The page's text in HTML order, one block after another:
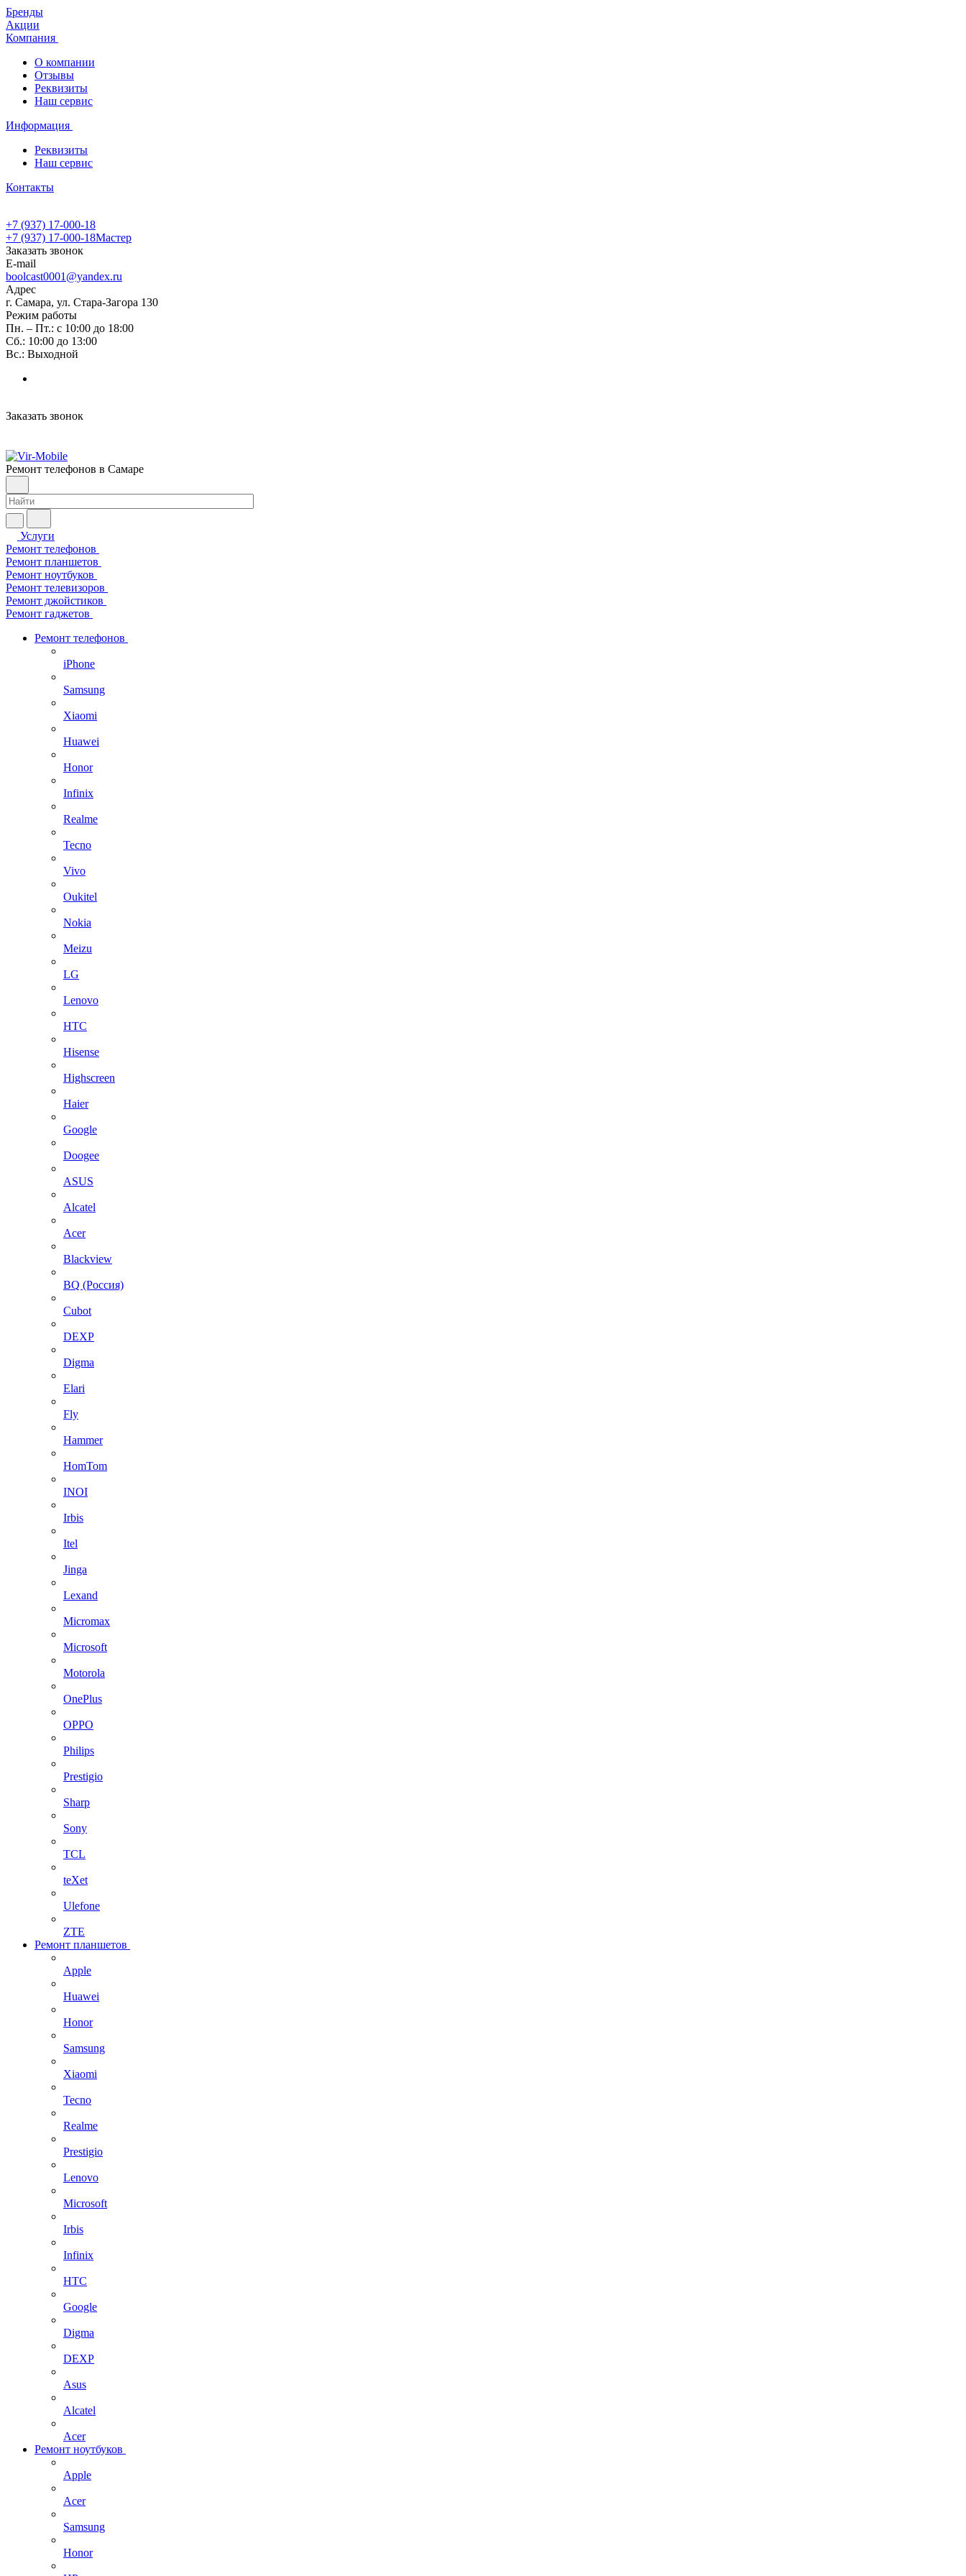
Бренды
Акции
Компания
О компании
Отзывы
Реквизиты
Наш сервис
Информация
Реквизиты
Наш сервис
Контакты
+7 (937) 17-000-18
+7 (937) 17-000-18Мастер
Заказать звонок
E-mail
boolcast0001@yandex.ru
Адрес
г. Самара, ул. Стара-Загора 130
Режим работы
Пн. – Пт.: с 10:00 до 18:00
Сб.: 10:00 до 13:00
Вс.: Выходной
Заказать звонок
Ремонт телефонов в Самаре
Услуги
Ремонт телефонов
Ремонт планшетов
Ремонт ноутбуков
Ремонт телевизоров
Ремонт джойстиков
Ремонт гаджетов
Ремонт телефонов
iPhone
Samsung
Xiaomi
Huawei
Honor
Infinix
Realme
Tecno
Vivo
Oukitel
Nokia
Meizu
LG
Lenovo
HTC
Hisense
Highscreen
Haier
Google
Doogee
ASUS
Alcatel
Acer
Blackview
BQ (Россия)
Cubot
DEXP
Digma
Elari
Fly
Hammer
HomTom
INOI
Irbis
Itel
Jinga
Lexand
Micromax
Microsoft
Motorola
OnePlus
OPPO
Philips
Prestigio
Sharp
Sony
TCL
teXet
Ulefone
ZTE
Ремонт планшетов
Apple
Huawei
Honor
Samsung
Xiaomi
Tecno
Realme
Prestigio
Lenovo
Microsoft
Irbis
Infinix
HTC
Google
Digma
DEXP
Asus
Alcatel
Acer
Ремонт ноутбуков
Apple
Acer
Samsung
Honor